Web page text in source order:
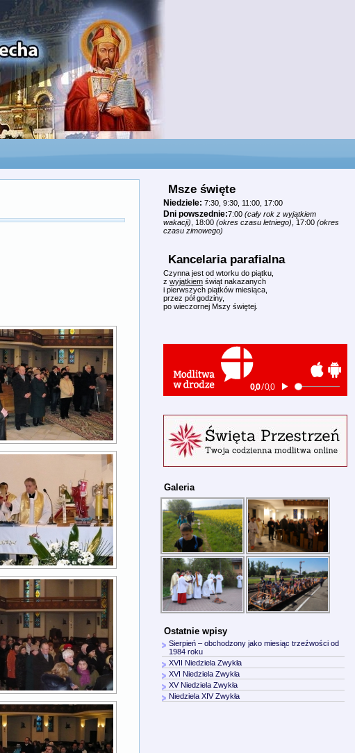
Msze święte
Niedziele: 7:30, 9:30, 11:00, 17:00
Dni powszednie:7:00 (cały rok z wyjątkiem
wakacji) , 18:00 (okres czasu letniego) , 17:00 (okres
czasu zimowego)
Kancelaria parafialna
Czynna jest od wtorku do piątku,
z wyjątkiem świąt nakazanych
i pierwszych piątków miesiąca,
przez pół godziny,
po wieczornej Mszy świętej.
Galeria
Ostatnie wpisy
Sierpień – obchodzony jako miesiąc trzeźwości od
1984 roku
XVII Niedziela Zwykła
XVI Niedziela Zwykła
XV Niedziela Zwykła
Niedziela XIV Zwykła